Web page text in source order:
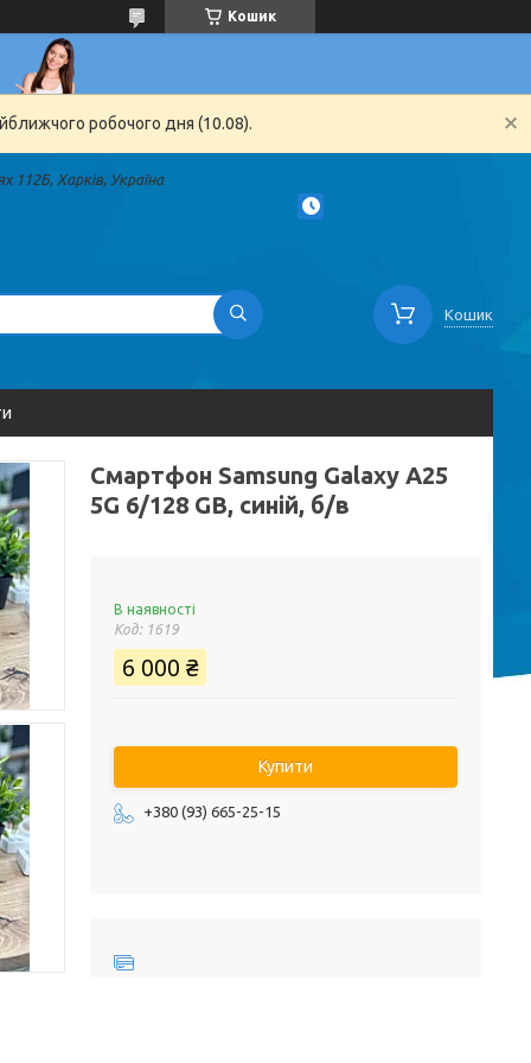
Кошик
робочого дня (10.08).
112Б, Харків, Україна
Кошик
Смартфон Samsung Galaxy A25
5G 6/128 GB, синій, б/в
В наявності
Код: 1619
6 000 ₴
Купити
+380 (93) 665-25-15